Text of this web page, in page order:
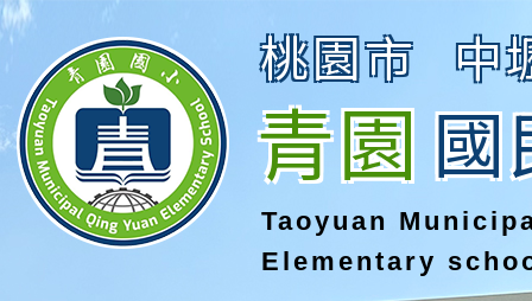
桃園市 中
青園國
Taoyuan
Elementary